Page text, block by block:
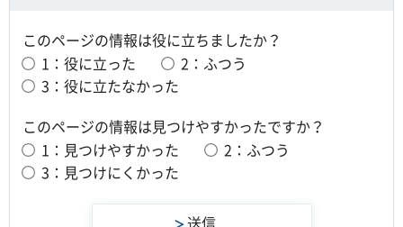
このページの情報は役に立ちましたか？
1：役に立った
2：ふつう
3：役に立たなかった
このページの情報は見つけやすかったですか？
1：見つけやすかった
2：ふつう
3：見つけにくかった